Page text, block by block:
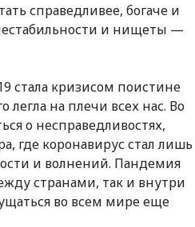
справедливее, богаче и
и нищеты —
стала кризисом поистине
легла на плечи всех нас. Во
о несправедливостях,
где коронавирус стал лишь
и волнений. Пандемия
странами, так и внутри
во всем мире еще